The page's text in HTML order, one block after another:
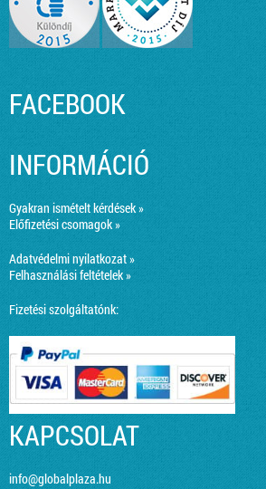
FACEBOOK
INFORMÁCIÓ
Gyakran ismételt kérdések »
Előfizetési csomagok »
Adatvédelmi nyilatkozat »
Felhasználási feltételek »
Fizetési szolgáltatónk:
KAPCSOLAT
info@globalplaza.hu